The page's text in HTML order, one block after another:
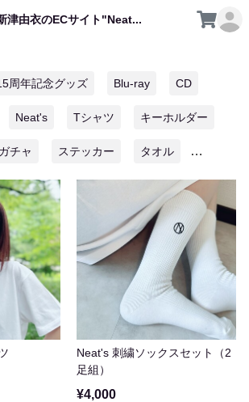
津由衣のECサイト"Neat...
周年記念グッズ Blu-ray CD
Neat's Tシャツ キーホルダー
チャ ステッカー タオル
ッズ ポスター ポストカード
リエ限定 レコード 靴下
Neat's 刺繍ソックスセット（2
足組）
¥4,000